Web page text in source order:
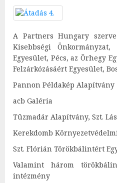
A Partners Hungary
Kisebbségi
Egyesület, Pécs, az Õrhegy
Felzárkózásáért Egyesület,
Pannon Példakép Alapítvány
acb Galéria
Tûzmadár Alapítvány, Szt.
Kerekdomb
Szt. Flórián Törökbálintért
Valamint három
intézmény